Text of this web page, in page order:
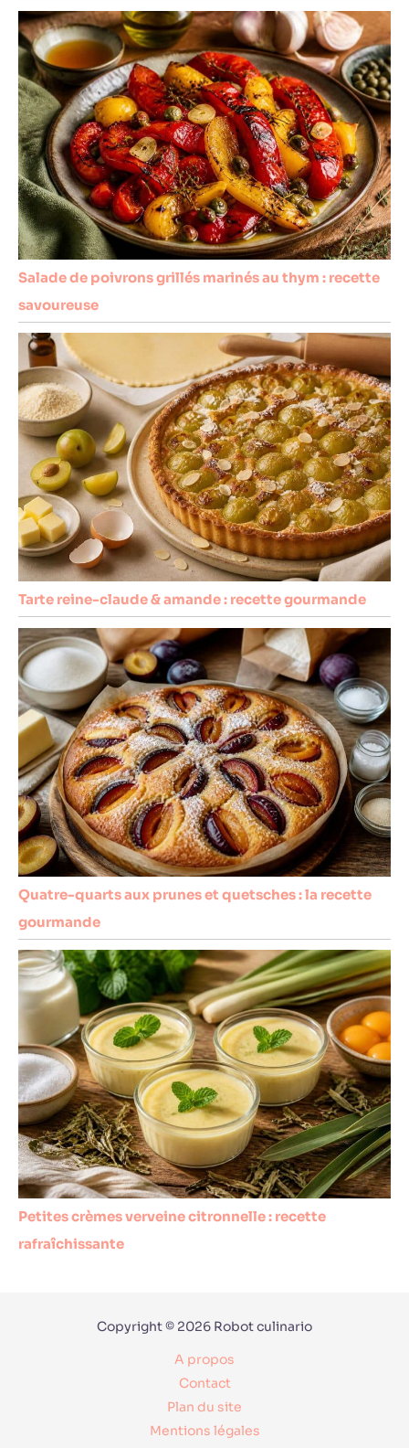
Salade de poivrons grillés marinés au thym : recette
savoureuse
Tarte reine-claude & amande : recette gourmande
Quatre-quarts aux prunes et quetsches : la recette
gourmande
Petites crèmes verveine citronnelle : recette
rafraîchissante
Copyright © 2026 Robot culinario
A propos
Contact
Plan du site
Mentions légales